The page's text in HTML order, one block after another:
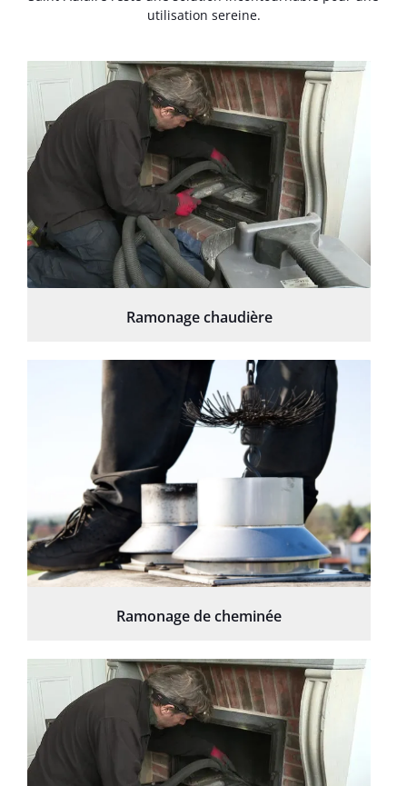
utilisation sereine.
Ramonage chaudière
Ramonage de cheminée